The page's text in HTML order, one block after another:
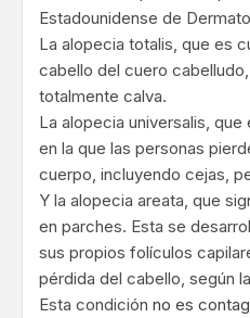
Estadounidense de
La alopecia totalis, que es
cabello del cuero
totalmente calva.
La alopecia universalis,
en la que las personas
cuerpo, incluyendo cejas,
Y la alopecia areata, que
en parches. Esta se
sus propios folículos
pérdida del cabello, según
Esta condición no es